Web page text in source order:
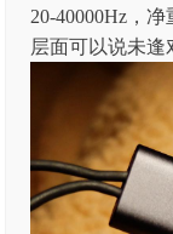
20-40000Hz，
层面可以说未逢